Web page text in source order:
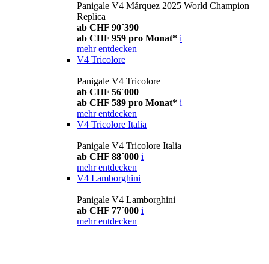
Panigale V4 Márquez 2025 World Champion
Replica
ab CHF 90´390
ab CHF 959 pro Monat* i
mehr entdecken
V4 Tricolore
Panigale V4 Tricolore
ab CHF 56´000
ab CHF 589 pro Monat* i
mehr entdecken
V4 Tricolore Italia
Panigale V4 Tricolore Italia
ab CHF 88´000 i
mehr entdecken
V4 Lamborghini
Panigale V4 Lamborghini
ab CHF 77´000 i
mehr entdecken